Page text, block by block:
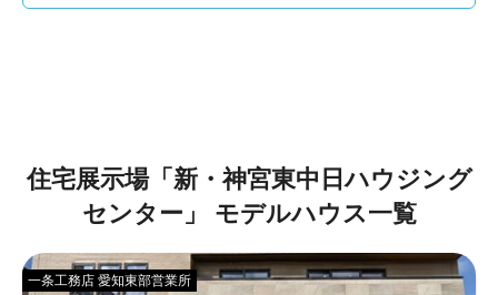
住宅展示場「 新・神宮東中日ハウジング
センター 」 モデルハウス一覧
一条工務店 愛知東部営業所